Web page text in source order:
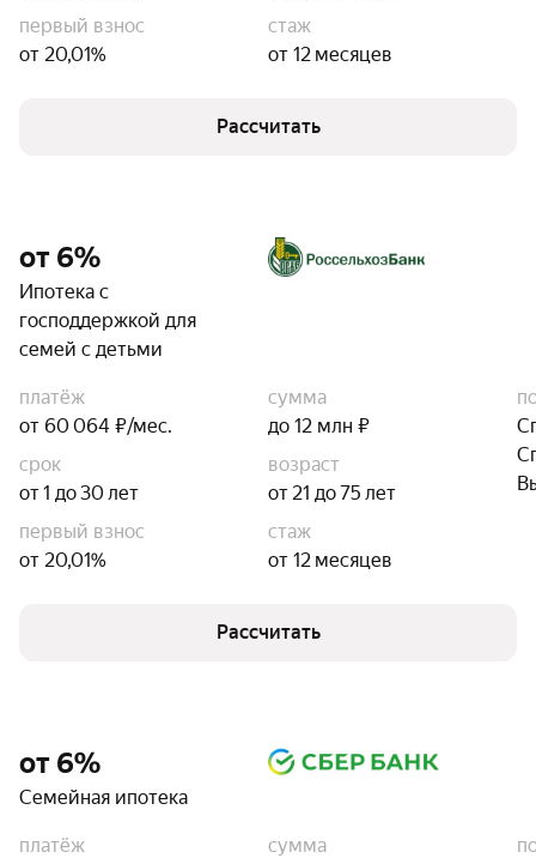
первый взнос
от 20,01%
стаж
от 12 месяцев
Рассчитать
от 6%
Ипотека с
господдержкой для
семей с детьми
платёж
от 60 064 ₽/мес.
сумма
до 12 млн ₽
срок
от 1 до 30 лет
возраст
от 21 до 75 лет
первый взнос
от 20,01%
стаж
от 12 месяцев
Рассчитать
от 6%
Семейная ипотека
платёж
сумма